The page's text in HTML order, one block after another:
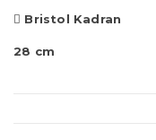
Bristol Kadran
28 cm